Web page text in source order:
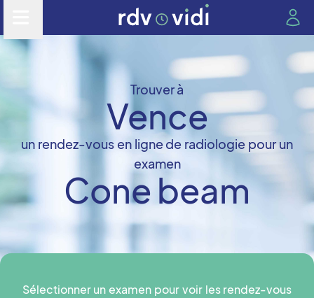
Trouver à
Vence
un rendez-vous en ligne de radiologie pour un
examen
Cone beam
Sélectionner un examen pour voir les rendez-vous